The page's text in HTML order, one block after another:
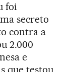
foi
secreto
contra a
2.000
e
que testou